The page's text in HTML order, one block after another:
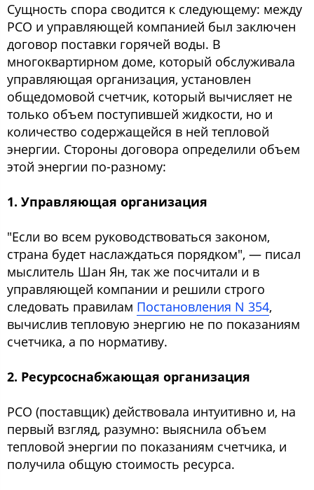
Сущность спора сводится к следующему: между
РСО и управляющей компанией был заключен
договор поставки горячей воды. В
многоквартирном доме, который обслуживала
управляющая организация, установлен
общедомовой счетчик, который вычисляет не
только объем поступившей жидкости, но и
количество содержащейся в ней тепловой
энергии. Стороны договора определили объем
этой энергии по-разному:
1. Управляющая организация
"Если во всем руководствоваться законом,
страна будет наслаждаться порядком", — писал
мыслитель Шан Ян, так же посчитали и в
управляющей компании и решили строго
следовать правилам Постановления N 354,
вычислив тепловую энергию не по показаниям
счетчика, а по нормативу.
2. Ресурсоснабжающая организация
РСО (поставщик) действовала интуитивно и, на
первый взгляд, разумно: выяснила объем
тепловой энергии по показаниям счетчика, и
получила общую стоимость ресурса.